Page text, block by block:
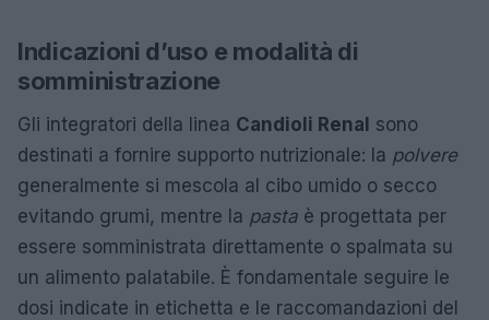
Indicazioni d’uso e modalità di
somministrazione
Gli integratori della linea Candioli Renal sono
destinati a fornire supporto nutrizionale: la polvere
generalmente si mescola al cibo umido o secco
evitando grumi, mentre la pasta è progettata per
essere somministrata direttamente o spalmata su
un alimento palatabile. È fondamentale seguire le
dosi indicate in etichetta e le raccomandazioni del